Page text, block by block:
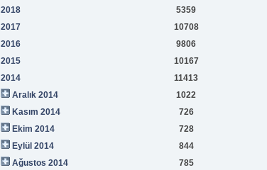
2018
5359
2017
10708
2016
9806
2015
10167
2014
11413
Aralık 2014
1022
Kasım 2014
726
Ekim 2014
728
Eylül 2014
844
Ağustos 2014
785